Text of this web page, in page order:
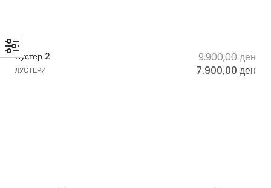
Лустер 2
ЛУСТЕРИ
9.900,00ден
7.900,00 ден